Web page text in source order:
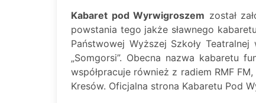
Kabaret pod Wyrwigroszem został
powstania tego jakże sławnego
Państwowej Wyższej Szkoły
„Somgorsi”. Obecna nazwa kabaretu
współpracuje również z radiem RMF
Kresów. Oficjalna strona Kabaretu Pod